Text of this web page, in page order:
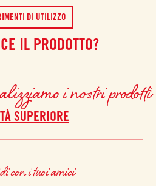
DI UTILIZZO
IL PRODOTTO?
i nostri prodotti
SUPERIORE
con i tuoi amici